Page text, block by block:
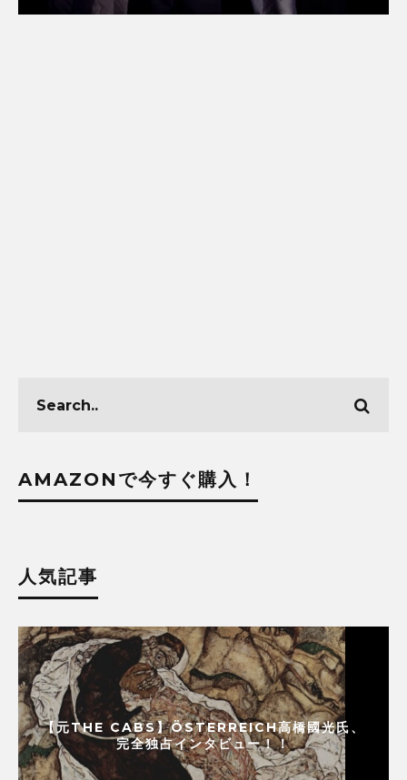
AMAZONで今すぐ購入！
人気記事
【元THE CABS】ÖSTERREICH高橋國光氏、
完全独占インタビュー！！